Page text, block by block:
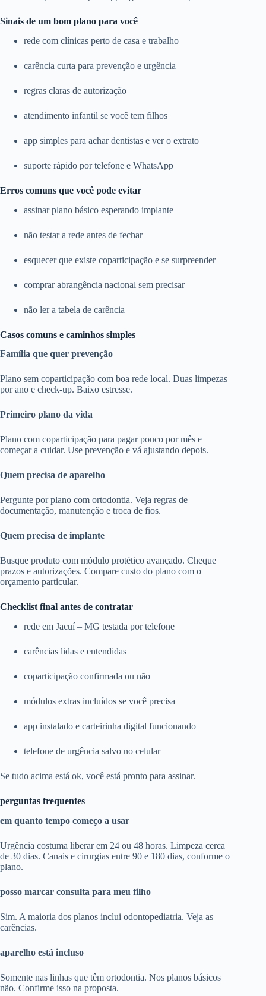
Sinais de um bom plano para você
rede com clínicas perto de casa e trabalho
carência curta para prevenção e urgência
regras claras de autorização
atendimento infantil se você tem filhos
app simples para achar dentistas e ver o extrato
suporte rápido por telefone e WhatsApp
Erros comuns que você pode evitar
assinar plano básico esperando implante
não testar a rede antes de fechar
esquecer que existe coparticipação e se surpreender
comprar abrangência nacional sem precisar
não ler a tabela de carência
Casos comuns e caminhos simples
Família que quer prevenção
Plano sem coparticipação com boa rede local. Duas limpezas
por ano e check-up. Baixo estresse.
Primeiro plano da vida
Plano com coparticipação para pagar pouco por mês e
começar a cuidar. Use prevenção e vá ajustando depois.
Quem precisa de aparelho
Pergunte por plano com ortodontia. Veja regras de
documentação, manutenção e troca de fios.
Quem precisa de implante
Busque produto com módulo protético avançado. Cheque
prazos e autorizações. Compare custo do plano com o
orçamento particular.
Checklist final antes de contratar
rede em Jacuí – MG testada por telefone
carências lidas e entendidas
coparticipação confirmada ou não
módulos extras incluídos se você precisa
app instalado e carteirinha digital funcionando
telefone de urgência salvo no celular
Se tudo acima está ok, você está pronto para assinar.
perguntas frequentes
em quanto tempo começo a usar
Urgência costuma liberar em 24 ou 48 horas. Limpeza cerca
de 30 dias. Canais e cirurgias entre 90 e 180 dias, conforme o
plano.
posso marcar consulta para meu filho
Sim. A maioria dos planos inclui odontopediatria. Veja as
carências.
aparelho está incluso
Somente nas linhas que têm ortodontia. Nos planos básicos
não. Confirme isso na proposta.